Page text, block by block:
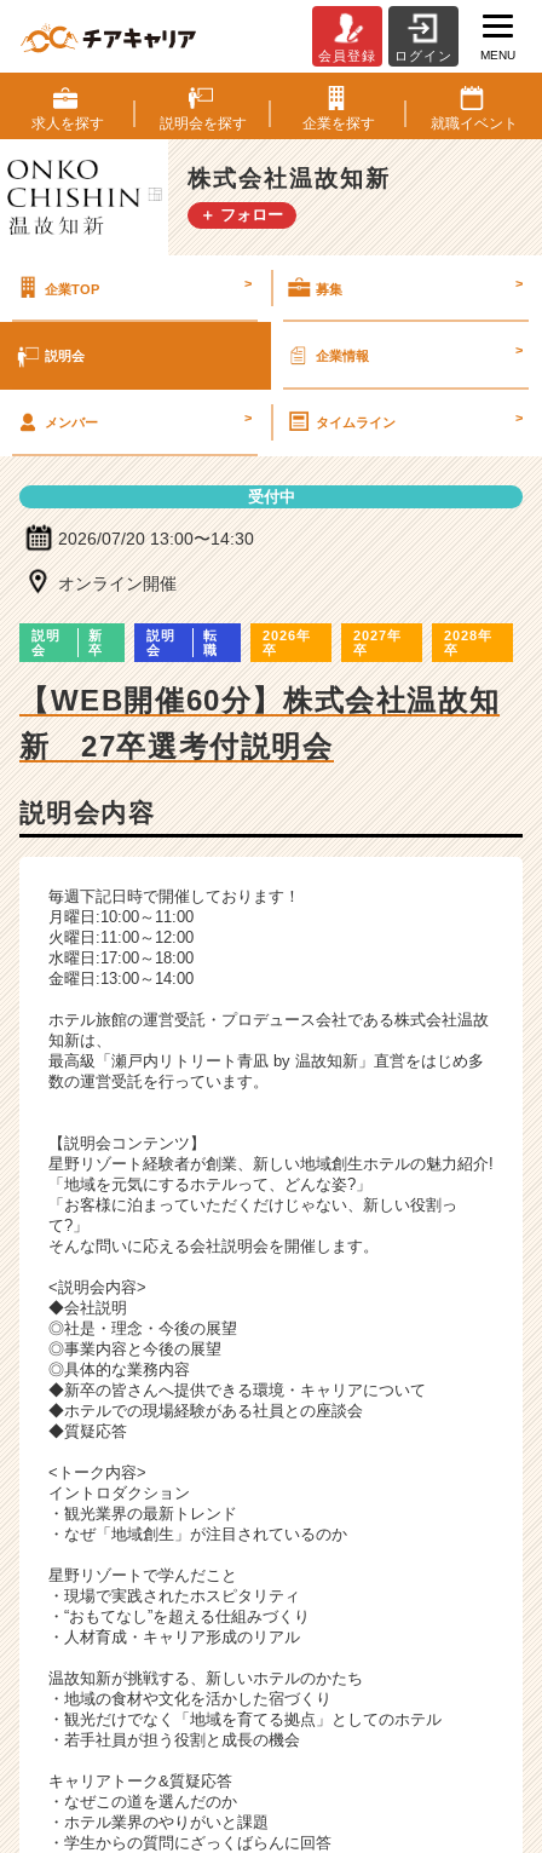
式
会
社
温
故
知
明
細
ー・
企
業
ら
カ
届
就
チ
ア
キ
ア
（C
h
e
e
a
r
e
e
会員登録 ログイン MENU
求人を探す 説明会を探す 企業を探す 就職イベント
株式会社温故知新
＋ フォロー
企業TOP > 募集 >
説明会 企業情報 >
メンバー > タイムライン >
受付中
2026/07/20 13:00〜14:30
オンライン開催
説明
会
新
卒
説明
会
転
職
2026年
卒
2027年
卒
2028年
卒
【WEB開催60分】株式会社温故知
新 27卒選考付説明会
説明会内容
毎週下記日時で開催しております！
月曜日:10:00～11:00
火曜日:11:00～12:00
水曜日:17:00～18:00
金曜日:13:00～14:00
ホテル旅館の運営受託・プロデュース会社である株式会社温故
知新は、
最高級「瀬戸内リトリート青凪 by 温故知新」直営をはじめ多
数の運営受託を行っています。
【説明会コンテンツ】
星野リゾート経験者が創業、新しい地域創生ホテルの魅力紹介!
「地域を元気にするホテルって、どんな姿?」
「お客様に泊まっていただくだけじゃない、新しい役割っ
て?」
そんな問いに応える会社説明会を開催します。
<説明会内容>
◆会社説明
◎社是・理念・今後の展望
◎事業内容と今後の展望
◎具体的な業務内容
◆新卒の皆さんへ提供できる環境・キャリアについて
◆ホテルでの現場経験がある社員との座談会
◆質疑応答
<トーク内容>
イントロダクション
・観光業界の最新トレンド
・なぜ「地域創生」が注目されているのか
星野リゾートで学んだこと
・現場で実践されたホスピタリティ
・“おもてなし”を超える仕組みづくり
・人材育成・キャリア形成のリアル
温故知新が挑戦する、新しいホテルのかたち
・地域の食材や文化を活かした宿づくり
・観光だけでなく「地域を育てる拠点」としてのホテル
・若手社員が担う役割と成長の機会
キャリアトーク&質疑応答
・なぜこの道を選んだのか
・ホテル業界のやりがいと課題
・学生からの質問にざっくばらんに回答